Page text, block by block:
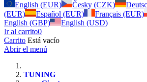
English (EUR)
Česky (CZK)
(EUR)
Español (EUR) Français (EUR)
English (GBP)
English (USD)
Ir al carrito0
Carrito Está vacío
Abrir el menú
TUNING